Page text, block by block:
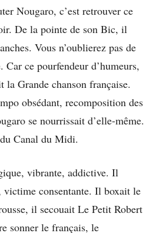
Nougaro, c’est retrouver ce
De la pointe de son Bic, il
Vous n’oublierez pas de
Car ce pourfendeur d’humeurs,
la Grande chanson française.
obsédant, recomposition des
se nourrissait d’elle-même.
Canal du Midi.
vibrante, addictive. Il
consentante. Il boxait le
il secouait Le Petit Robert
sonner le français, le